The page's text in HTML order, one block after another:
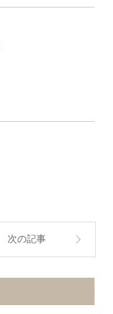
次の記事